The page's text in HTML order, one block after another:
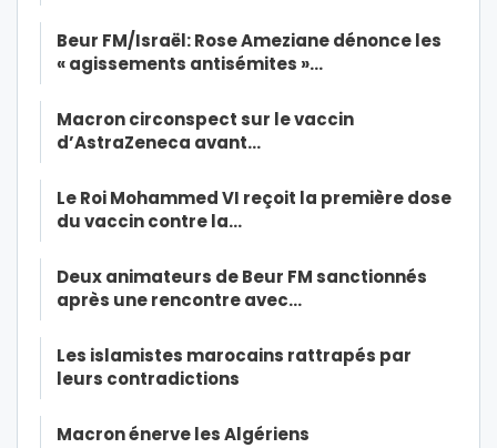
Beur FM/Israël: Rose Ameziane dénonce les
« agissements antisémites »…
Macron circonspect sur le vaccin
d’AstraZeneca avant…
Le Roi Mohammed VI reçoit la première dose
du vaccin contre la…
Deux animateurs de Beur FM sanctionnés
après une rencontre avec…
Les islamistes marocains rattrapés par
leurs contradictions
Macron énerve les Algériens